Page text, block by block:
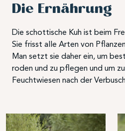
Die Ernährung
Die schottische Kuh ist beim
Sie frisst alle Arten von
Man setzt sie daher ein, um
roden und zu pflegen und um
Feuchtwiesen nach der